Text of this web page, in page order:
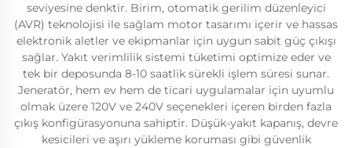
seviyesine denktir. Birim, otomatik gerilim düzenleyici
(AVR) teknolojisi ile sağlam motor tasarımı içerir ve hassas
elektronik aletler ve ekipmanlar için uygun sabit güç çıkışı
sağlar. Yakıt verimlilik sistemi tüketimi optimize eder ve
tek bir deposunda 8-10 saatlik sürekli işlem süresi sunar.
Jeneratör, hem ev hem de ticari uygulamalar için uyumlu
olmak üzere 120V ve 240V seçenekleri içeren birden fazla
çıkış konfigürasyonuna sahiptir. Düşük-yakıt kapanış, devre
kesicileri ve aşırı yükleme koruması gibi güvenlik